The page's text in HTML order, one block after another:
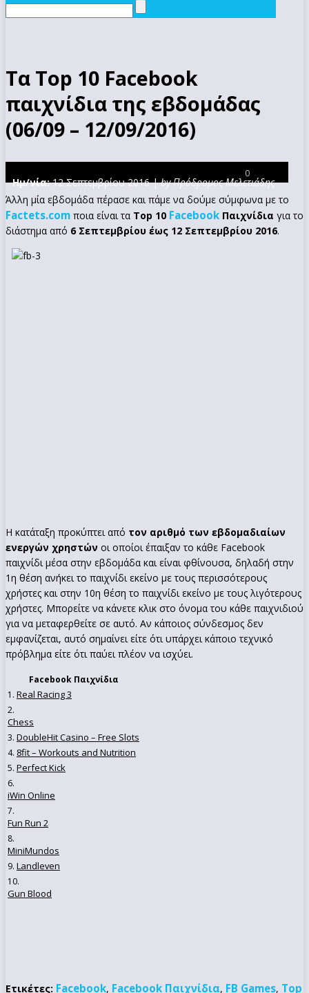
Τα Top 10 Facebook
παιχνίδια της εβδομάδας
(06/09 – 12/09/2016)
Ημ/νία:12 Σεπτεμβρίου 2016 |by Πρόδρομος Μελετιάδης
0
Άλλη μία εβδομάδα πέρασε και πάμε να δούμε σύμφωνα με το
Factets.com ποια είναι τα Top 10 Facebook Παιχνίδια για το
διάστημα από 6 Σεπτεμβρίου έως 12 Σεπτεμβρίου 2016.
Η κατάταξη προκύπτει από τον αριθμό των εβδομαδιαίων
ενεργών χρηστών οι οποίοι έπαιξαν το κάθε Facebook
παιχνίδι μέσα στην εβδομάδα και είναι φθίνουσα, δηλαδή στην
1η θέση ανήκει το παιχνίδι εκείνο με τους περισσότερους
χρήστες και στην 10η θέση το παιχνίδι εκείνο με τους λιγότερους
χρήστες. Μπορείτε να κάνετε κλικ στο όνομα του κάθε παιχνιδιού
για να μεταφερθείτε σε αυτό. Αν κάποιος σύνδεσμος δεν
εμφανίζεται, αυτό σημαίνει είτε ότι υπάρχει κάποιο τεχνικό
πρόβλημα είτε ότι παύει πλέον να ισχύει.
Facebook Παιχνίδια
1. Real Racing 3
2.
Chess
3. DoubleHit Casino – Free Slots
4. 8fit – Workouts and Nutrition
5. Perfect Kick
6.
iWin Online
7.
Fun Run 2
8.
MiniMundos
9. Landleven
10.
Gun Blood
Ετικέτες: Facebook, Facebook Παιχνίδια, FB Games, Top